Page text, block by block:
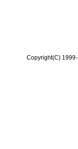
Copyright(C)